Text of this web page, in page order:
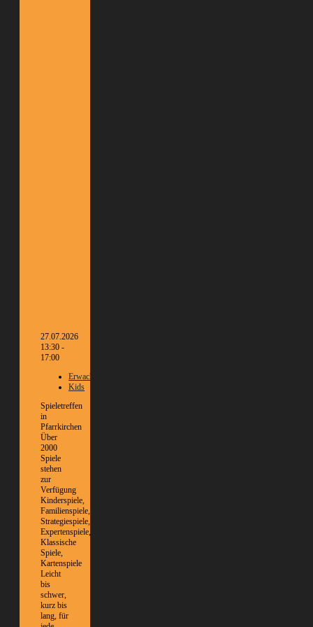
27.07.2026
13:30 -
17:00
Erwachsene
Kids
Spieletreffen
in
Pfarrkirchen
Über
2000
Spiele
stehen
zur
Verfügung
Kinderspiele,
Familienspiele,
Strategiespiele,
Expertenspiele,
Klassische
Spiele,
Kartenspiele
Leicht
bis
schwer,
kurz bis
lang, für